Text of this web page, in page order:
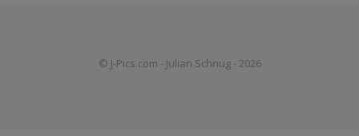
© J-Pics.com - Julian Schnug - 2026